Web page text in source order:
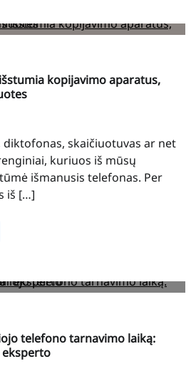
kopijavimo aparatus,
diktofonas, skaičiuotuvas ar net
kuriuos iš mūsų
išmanusis telefonas. Per
iš […]
telefono tarnavimo laiką:
eksperto